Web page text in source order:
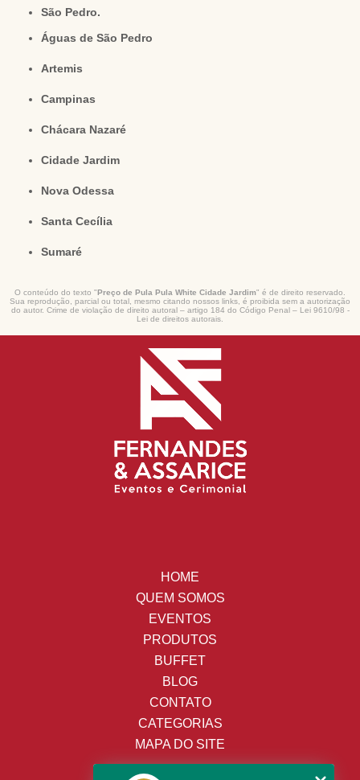
São Pedro.
Águas de São Pedro
Artemis
Campinas
Chácara Nazaré
Cidade Jardim
Nova Odessa
Santa Cecília
Sumaré
O conteúdo do texto "Preço de Pula Pula White Cidade Jardim" é de direito reservado.
Sua reprodução, parcial ou total, mesmo citando nossos links, é proibida sem a autorização
do autor. Crime de violação de direito autoral – artigo 184 do Código Penal – Lei 9610/98 -
Lei de direitos autorais
HOME
QUEM SOMOS
EVENTOS
PRODUTOS
BUFFET
BLOG
CONTATO
CATEGORIAS
MAPA DO SITE